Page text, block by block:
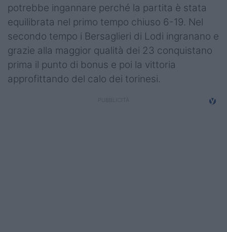
Rugby World Cup
Super Rugby
Rugby in TV
Mercato
potrebbe ingannare perché la partita è stata
equilibrata nel primo tempo chiuso 6-19. Nel
secondo tempo i Bersaglieri di Lodi ingranano e
grazie alla maggior qualità dei 23 conquistano
prima il punto di bonus e poi la vittoria
approfittando del calo dei torinesi.